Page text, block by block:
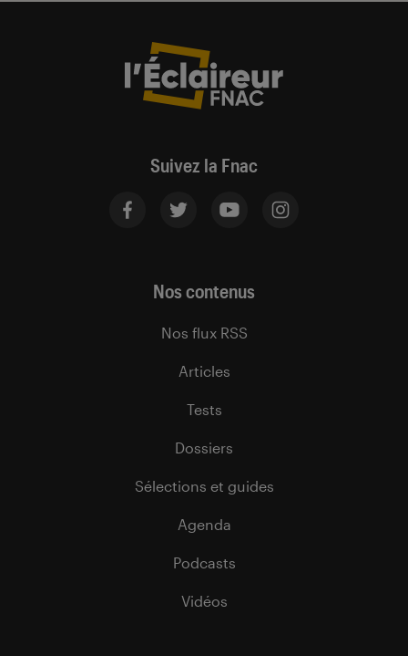
Suivez la Fnac
Nos contenus
Nos flux RSS
Articles
Tests
Dossiers
Sélections et guides
Agenda
Podcasts
Vidéos